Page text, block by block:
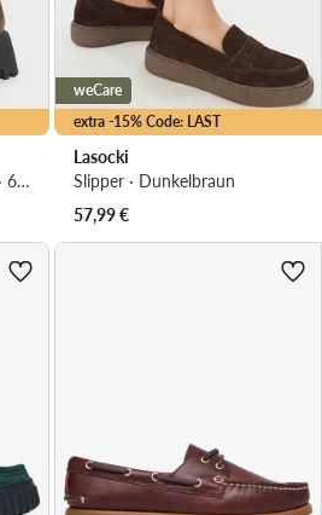
Halbschuhe · Khakifarben · 6 cm
extra -15% Code: LAST
weCare
Lasocki
Slipper · Dunkelbraun
57,99€